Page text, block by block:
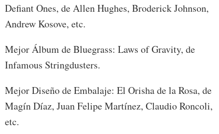
Defiant Ones, de Allen Hughes, Broderick Johnson,
Andrew Kosove, etc.
Mejor Álbum de Bluegrass: Laws of Gravity, de
Infamous Stringdusters.
Mejor Diseño de Embalaje: El Orisha de la Rosa, de
Magín Díaz, Juan Felipe Martínez, Claudio Roncoli,
etc.